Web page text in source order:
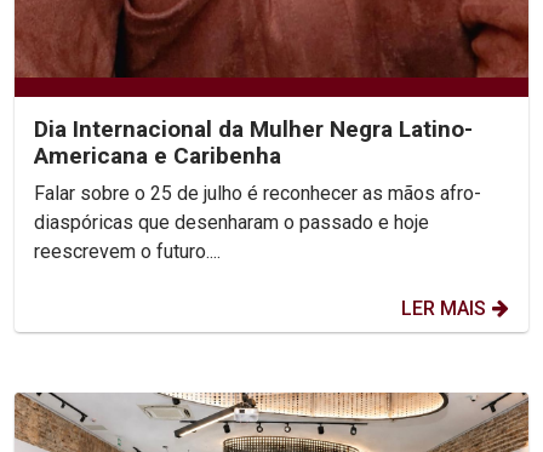
Dia Internacional da Mulher Negra Latino-
Americana e Caribenha
Falar sobre o 25 de julho é reconhecer as mãos afro-
diaspóricas que desenharam o passado e hoje
reescrevem o futuro....
LER MAIS